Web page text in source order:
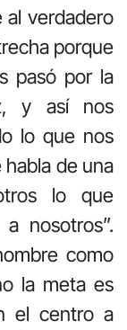
verdadero
porque
pasó por la
y así nos
lo que nos
habla de una
lo que
nosotros”.
como
la meta es
el centro a